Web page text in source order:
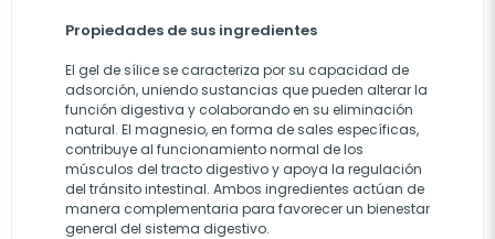
Propiedades de sus ingredientes
El gel de sílice se caracteriza por su capacidad de
adsorción, uniendo sustancias que pueden alterar la
función digestiva y colaborando en su eliminación
natural. El magnesio, en forma de sales específicas,
contribuye al funcionamiento normal de los
músculos del tracto digestivo y apoya la regulación
del tránsito intestinal. Ambos ingredientes actúan de
manera complementaria para favorecer un bienestar
general del sistema digestivo.